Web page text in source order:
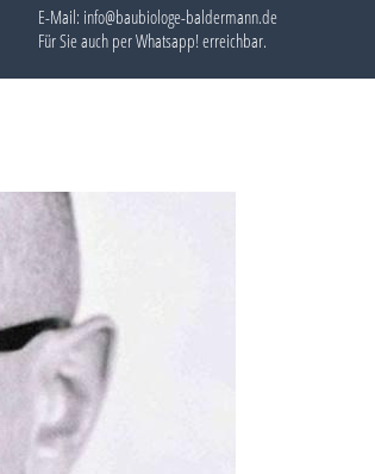
E-Mail: info@baubiologe-baldermann.de
Für Sie auch perWhatsapp!erreichbar.